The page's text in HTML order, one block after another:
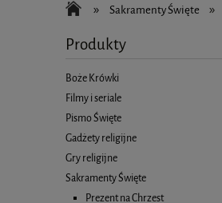
» Sakramenty Święte »
Produkty
Boże Krówki
Filmy i seriale
Pismo Święte
Gadżety religijne
Gry religijne
Sakramenty Święte
Prezent na Chrzest